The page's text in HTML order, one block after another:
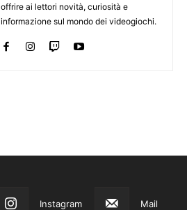
offrire ai lettori novità, curiosità e
informazione sul mondo dei videogiochi.
Instagram Mail